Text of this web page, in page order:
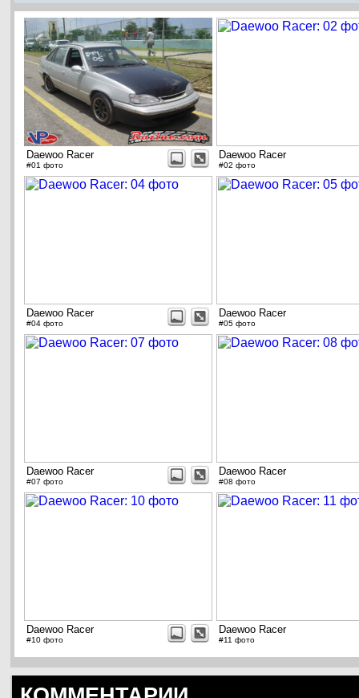
Daewoo Racer
#01 фото
Daewoo Racer
#02 фото
Daewoo Racer
#04 фото
Daewoo Racer
#05 фото
Daewoo Racer
#07 фото
Daewoo Racer
#08 фото
Daewoo Racer
#10 фото
Daewoo Racer
#11 фото